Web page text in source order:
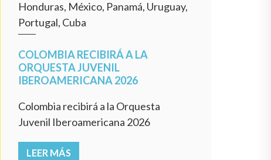
Honduras, México, Panamá, Uruguay,
Portugal, Cuba
COLOMBIA RECIBIRÁ A LA
ORQUESTA JUVENIL
IBEROAMERICANA 2026
Colombia recibirá a la Orquesta
Juvenil Iberoamericana 2026
LEER MÁS